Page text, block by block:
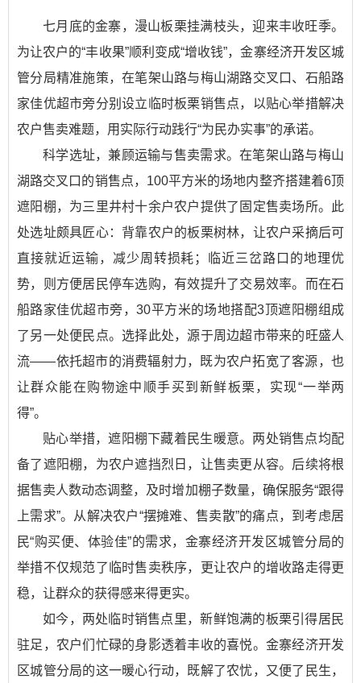
七月底的金寨，漫山板栗挂满枝头，迎来丰收旺季。
为让农户的“丰收果”顺利变成“增收钱”，金寨经济开发区城
管分局精准施策，在笔架山路与梅山湖路交叉口、石船路
家佳优超市旁分别设立临时板栗销售点，以贴心举措解决
农户售卖难题，用实际行动践行“为民办实事”的承诺。
科学选址，兼顾运输与售卖需求。在笔架山路与梅山
湖路交叉口的销售点，100平方米的场地内整齐搭建着6顶
遮阳棚，为三里井村十余户农户提供了固定售卖场所。此
处选址颇具匠心：背靠农户的板栗树林，让农户采摘后可
直接就近运输，减少周转损耗；临近三岔路口的地理优
势，则方便居民停车选购，有效提升了交易效率。而在石
船路家佳优超市旁，30平方米的场地搭配3顶遮阳棚组成
了另一处便民点。选择此处，源于周边超市带来的旺盛人
流——依托超市的消费辐射力，既为农户拓宽了客源，也
让群众能在购物途中顺手买到新鲜板栗，实现“一举两
得”。
贴心举措，遮阳棚下藏着民生暖意。两处销售点均配
备了遮阳棚，为农户遮挡烈日，让售卖更从容。后续将根
据售卖人数动态调整，及时增加棚子数量，确保服务“跟得
上需求”。从解决农户“摆摊难、售卖散”的痛点，到考虑居
民“购买便、体验佳”的需求，金寨经济开发区城管分局的
举措不仅规范了临时售卖秩序，更让农户的增收路走得更
稳，让群众的获得感来得更实。
如今，两处临时销售点里，新鲜饱满的板栗引得居民
驻足，农户们忙碌的身影透着丰收的喜悦。金寨经济开发
区城管分局的这一暖心行动，既解了农忧，又便了民生，